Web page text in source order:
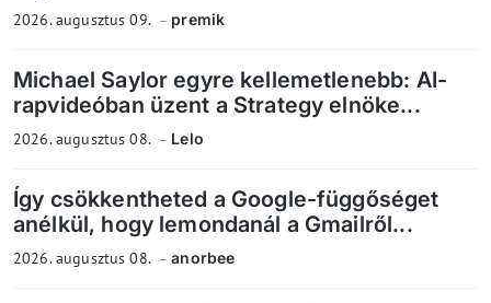
2026. augusztus 09. premik
Michael Saylor egyre kellemetlenebb: AI-
rapvideóban üzent a Strategy elnöke...
2026. augusztus 08. Lelo
Így csökkentheted a Google-függőséget
anélkül, hogy lemondanál a Gmailről...
2026. augusztus 08. anorbee